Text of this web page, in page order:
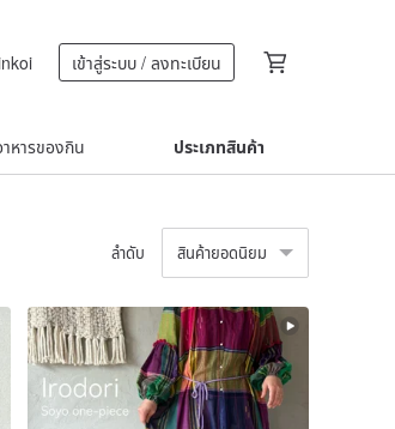
เข้าสู่ระบบ / ลงทะเบียน
หารของกิน ประเภทสินค้า
ลำดับ สินค้ายอดนิยม